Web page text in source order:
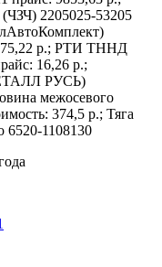
2205025-53205
р.; РТИ ТННД
16,26 р.;
РУСЬ)
межосевого
374,5 р.; Тяга
6520-1108130